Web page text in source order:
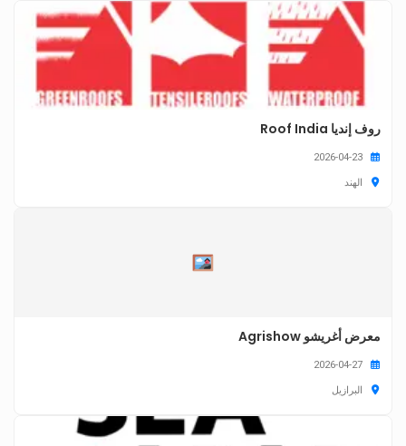
روف إنديا Roof India
الهند
معرض أغريشو Agrishow
البرازيل